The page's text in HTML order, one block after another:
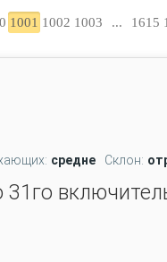
1001 1002 1003 ... 1615
средне Склон:
31го